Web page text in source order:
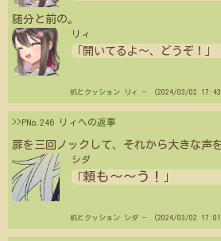
随分と前の。
リィ
「開いてるよ〜、どうぞ！」
机とクッション リィ - （2024/03/02
>>PNo.246 リィへの返事
扉を三回ノックして、それから大きな声を
シダ
頼も〜〜う！
机とクッション シダ - （2024/03/02